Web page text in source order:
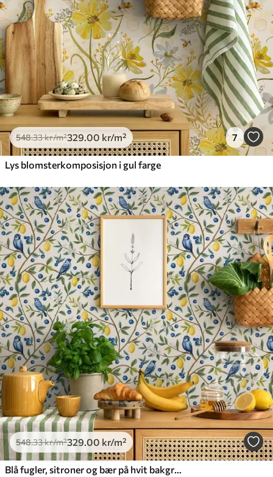
548.33kr/m²329.00 kr/m² 7
Lys blomsterkomposisjon i gul farge
548.33kr/m²329.00 kr/m²
Blå fugler, sitroner og bær på hvit bakgrunn